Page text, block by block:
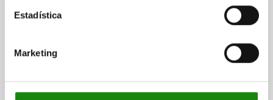
Estadística
Marketing
ACERO INOXIDABLE, CONTACTO NORMALM.
CERRADO, COMP:PERNO DE ACERO INOX., PU=1